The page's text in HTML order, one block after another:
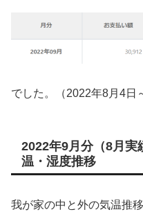
でした。（2022年8月4日
2022年9月分（8月実
温・湿度推移
我が家の中と外の気温推移